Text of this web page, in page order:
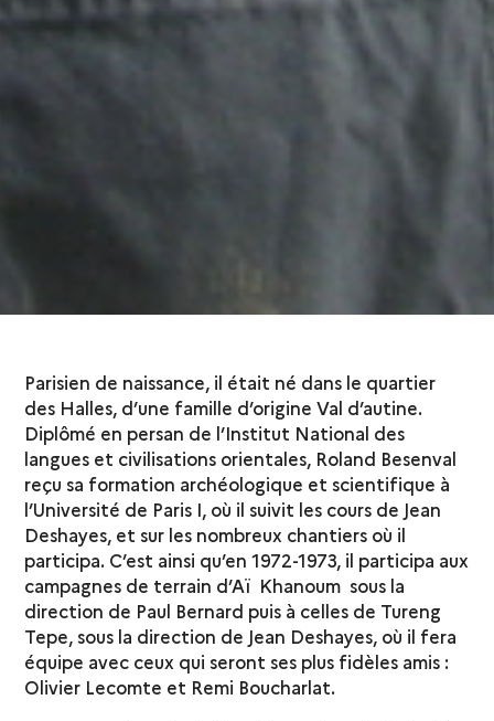
Parisien de naissance, il était né dans le quartier
des Halles, d’une famille d’origine Val d’autine.
Diplômé en persan de l’Institut National des
langues et civilisations orientales, Roland Besenval
reçu sa formation archéologique et scientifique à
l’Université de Paris I, où il suivit les cours de Jean
Deshayes, et sur les nombreux chantiers où il
participa. C’est ainsi qu’en 1972-1973, il participa aux
campagnes de terrain d’Aï Khanoum sous la
direction de Paul Bernard puis à celles de Tureng
Tepe, sous la direction de Jean Deshayes, où il fera
équipe avec ceux qui seront ses plus fidèles amis :
Olivier Lecomte et Remi Boucharlat.